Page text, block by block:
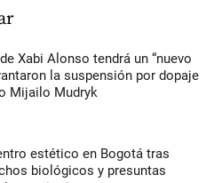
Xabi Alonso tendrá un “nuevo
la suspensión por dopaje
Mijailo Mudryk
estético en Bogotá tras
biológicos y presuntas